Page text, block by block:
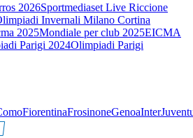
2026Sportmediaset Live Riccione
Invernali Milano Cortina
2025Mondiale per club 2025EICMA
Parigi 2024Olimpiadi Parigi
FiorentinaFrosinoneGenoaInter